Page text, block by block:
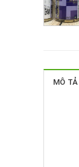
MÔ TẢ